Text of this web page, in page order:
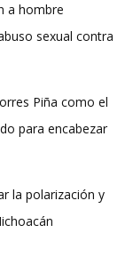
a hombre
sexual contra
Piña como el
para encabezar
la polarización y